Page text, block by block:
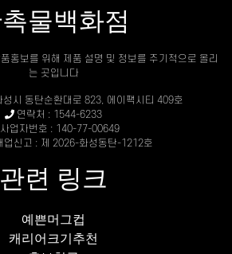
물백화점
홍보를 위해 제품 설명 및 정보를 주기적으로 올리
는 곳입니다
성시 동탄순환대로 823, 에이팩시티 409호
연락처 : 1544-6233
업자번호 : 140-77-00649
업신고 : 제 2026-화성동탄-1212호
관련 링크
예쁜머그컵
캐리어크기추천